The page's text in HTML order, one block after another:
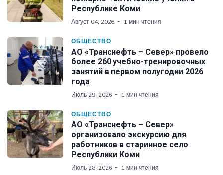
Республике Коми
Август 04, 2026 1 мин чтения
ОБЩЕСТВО
АО «Транснефть – Север» провело
более 260 учебно-тренировочных
занятий в первом полугодии 2026
года
Июль 29, 2026 1 мин чтения
ОБЩЕСТВО
АО «Транснефть – Север»
организовало экскурсию для
работников в старинное село
Республики Коми
Июль 28, 2026 1 мин чтения